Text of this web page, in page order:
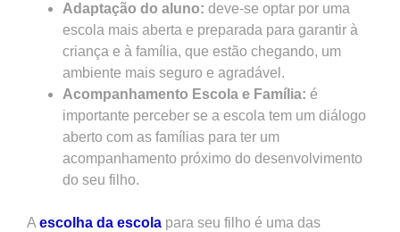
Adaptação do aluno: deve-se optar por uma
escola mais aberta e preparada para garantir à
criança e à família, que estão chegando, um
ambiente mais seguro e agradável.
Acompanhamento Escola e Família: é
importante perceber se a escola tem um diálogo
aberto com as famílias para ter um
acompanhamento próximo do desenvolvimento
do seu filho.
A escolha da escola para seu filho é uma das